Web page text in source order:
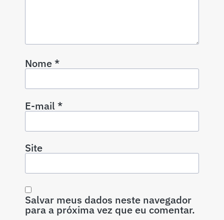
Nome*
E-mail*
Site
Salvar meus dados neste navegador
para a próxima vez que eu comentar.